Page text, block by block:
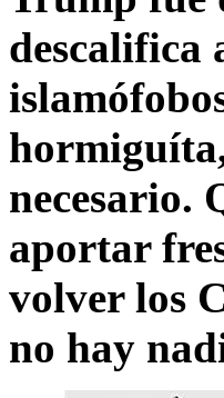
descalifica
necesario.
aportar
volver los
no hay